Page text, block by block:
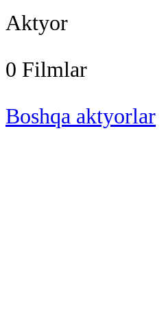
Aktyor
0 Filmlar
Boshqa aktyorlar